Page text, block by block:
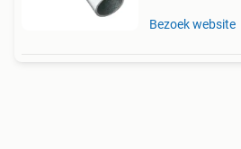
Bezoek website